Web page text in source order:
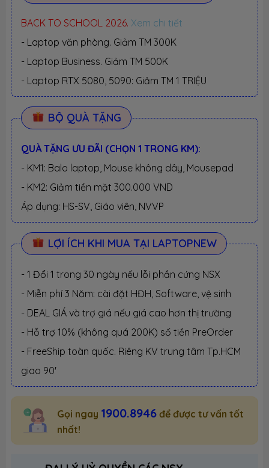
BACK TO SCHOOL 2026. Xem chi tiết
- Laptop văn phòng. Giảm TM 300K
- Laptop Business. Giảm TM 500K
- Laptop RTX 5080, 5090: Giảm TM 1 TRIỆU
BỘ QUÀ TẶNG
QUÀ TẶNG ƯU ĐÃI (CHỌN 1 TRONG KM):
- KM1: Balo laptop, Mouse không dây, Mousepad
- KM2: Giảm tiền mặt 300.000 VND
Áp dụng: HS-SV, Giáo viên, NVVP
LỢI ÍCH KHI MUA TẠI LAPTOPNEW
- 1 Đổi 1 trong 30 ngày nếu lỗi phần cứng NSX
- Miễn phí 3 Năm: cài đặt HĐH, Software, vệ sinh
- DEAL GIÁ và trợ giá nếu giá cao hơn thị trường
- Hỗ trợ 10% (không quá 200K) số tiền PreOrder
- FreeShip toàn quốc. Riêng KV trung tâm Tp.HCM
giao 90'
Gọi ngay 1900.8946 để được tư vấn tốt
nhất!